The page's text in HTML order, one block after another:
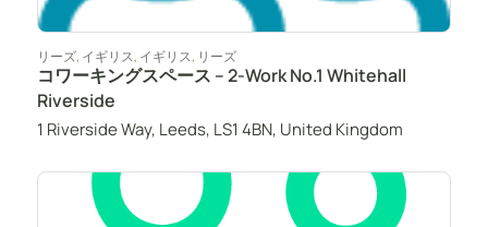
リーズ, イギリス, イギリス, リーズ
コワーキングスペース – 2-Work No.1 Whitehall
Riverside
1 Riverside Way, Leeds, LS1 4BN, United Kingdom